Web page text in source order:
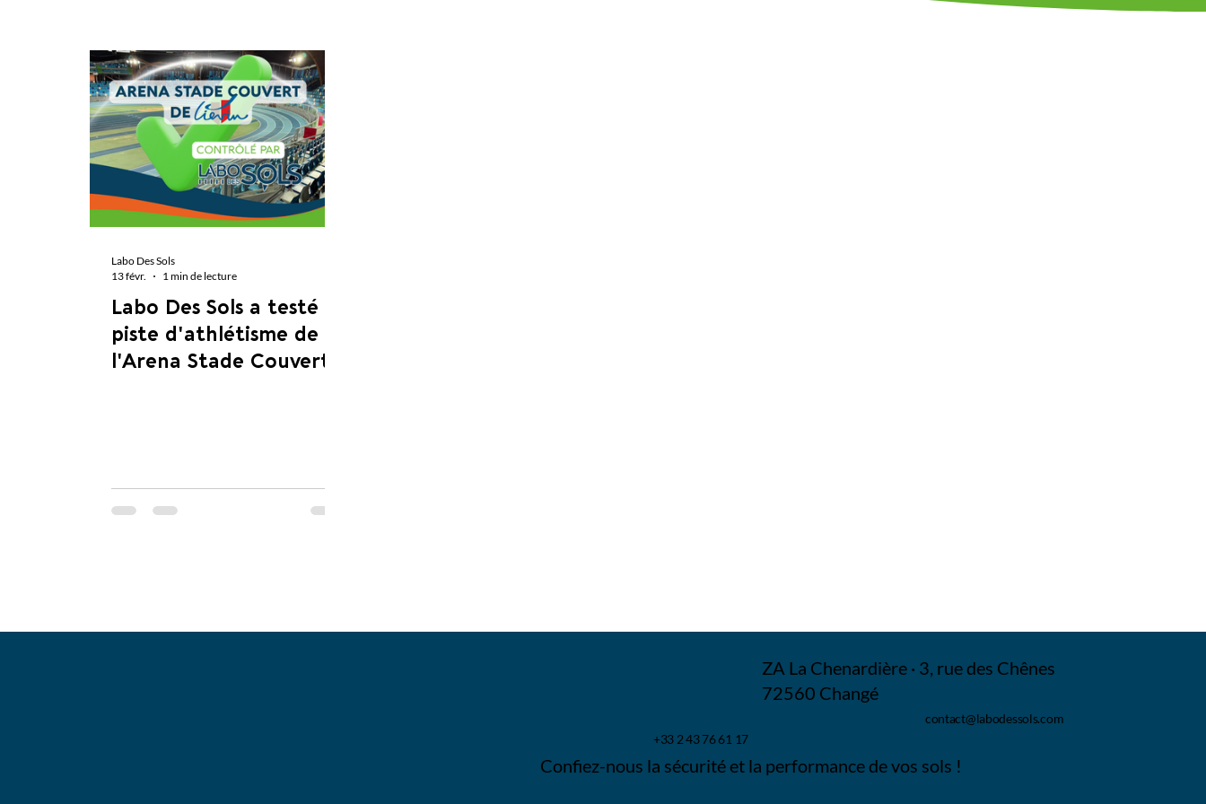
Labo Des Sols a testé la
piste d'athlétisme de
l'Arena Stade Couvert
Labo Des Sols
13 févr.
1 min de lecture
ZA La Chenardière · 3, rue des Chênes
72560 Changé
contact@labodessols.com
+33 2 43 76 61 17
Confiez-nous la sécurité et la performance de vos sols !